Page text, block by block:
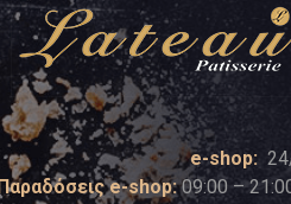
e-shop:
e-shop:09:00 –